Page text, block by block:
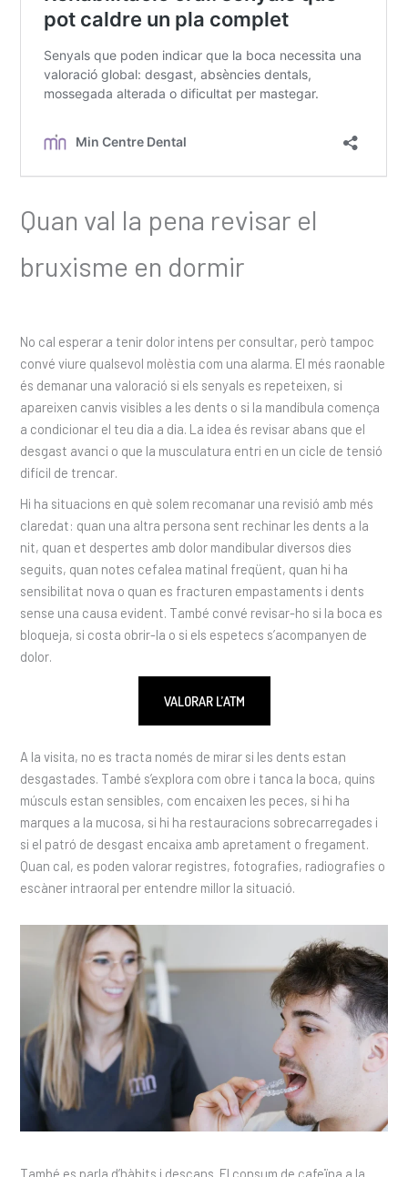
Quan val la pena revisar el
bruxisme en dormir
No cal esperar a tenir dolor intens per consultar, però tampoc
convé viure qualsevol molèstia com una alarma. El més raonable
és demanar una valoració si els senyals es repeteixen, si
apareixen canvis visibles a les dents o si la mandíbula comença
a condicionar el teu dia a dia. La idea és revisar abans que el
desgast avanci o que la musculatura entri en un cicle de tensió
difícil de trencar.
Hi ha situacions en què solem recomanar una revisió amb més
claredat: quan una altra persona sent rechinar les dents a la
nit, quan et despertes amb dolor mandibular diversos dies
seguits, quan notes cefalea matinal freqüent, quan hi ha
sensibilitat nova o quan es fracturen empastaments i dents
sense una causa evident. També convé revisar-ho si la boca es
bloqueja, si costa obrir-la o si els espetecs s’acompanyen de
dolor.
VALORAR L’ATM
A la visita, no es tracta només de mirar si les dents estan
desgastades. També s’explora com obre i tanca la boca, quins
músculs estan sensibles, com encaixen les peces, si hi ha
marques a la mucosa, si hi ha restauracions sobrecarregades i
si el patró de desgast encaixa amb apretament o fregament.
Quan cal, es poden valorar registres, fotografies, radiografies o
escàner intraoral per entendre millor la situació.